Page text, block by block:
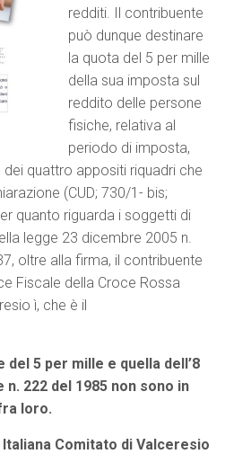
redditi. Il contribuente
può dunque destinare
la quota del 5 per mille
della sua imposta sul
reddito delle persone
fisiche, relativa al
periodo di imposta,
quattro appositi riquadri che
(CUD; 730/1- bis;
quanto riguarda i soggetti di
legge 23 dicembre 2005 n.
oltre alla firma, il contribuente
Fiscale della Croce Rossa
ì, che è il
5 per mille e quella dell’8
222 del 1985 non sono in
loro.
Comitato di Valceresio